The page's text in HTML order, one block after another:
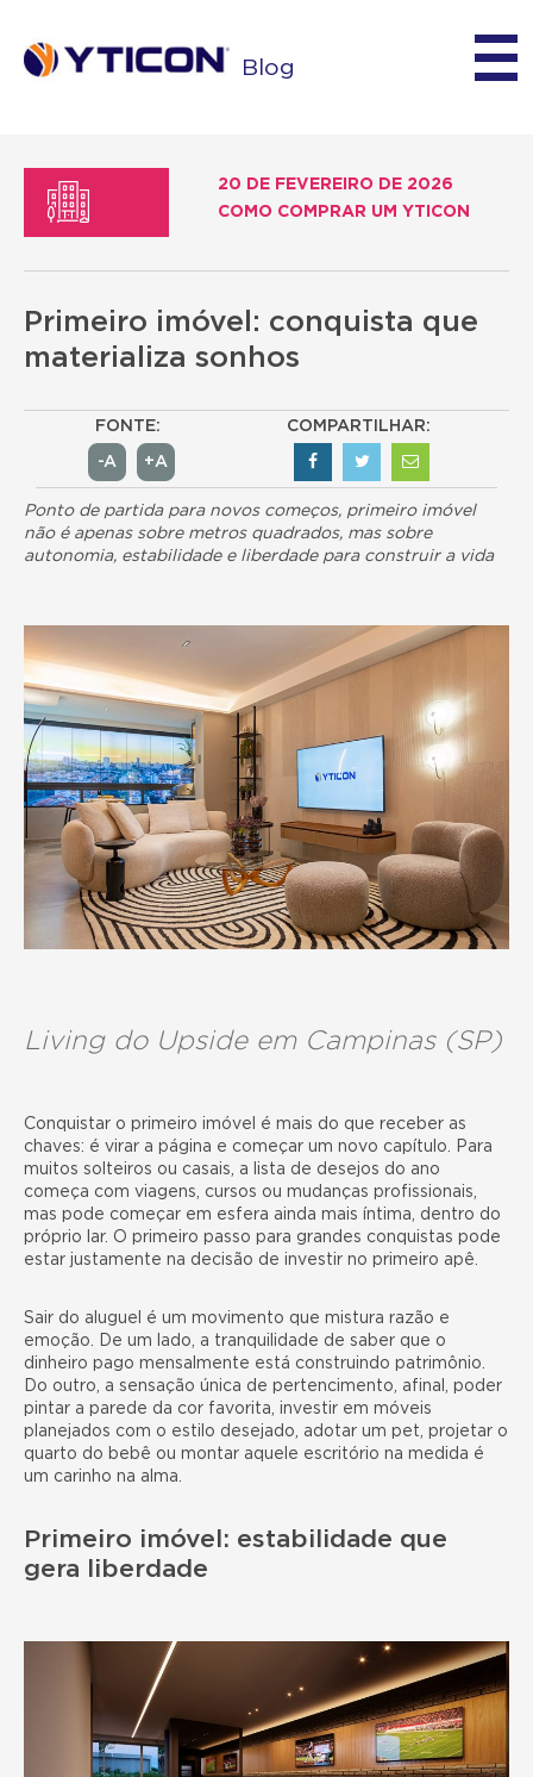
Blog
20 DE FEVEREIRO DE 2026
COMO COMPRAR UM YTICON
Primeiro imóvel: conquista que
materializa sonhos
FONTE:
-A +A
COMPARTILHAR:
Ponto de partida para novos começos, primeiro imóvel
não é apenas sobre metros quadrados, mas sobre
autonomia, estabilidade e liberdade para construir a vida
Living do Upside em Campinas (SP)
Conquistar o primeiro imóvel é mais do que receber as
chaves: é virar a página e começar um novo capítulo. Para
muitos solteiros ou casais, a lista de desejos do ano
começa com viagens, cursos ou mudanças profissionais,
mas pode começar em esfera ainda mais íntima, dentro do
próprio lar. O primeiro passo para grandes conquistas pode
estar justamente na decisão de investir no primeiro apê.
Sair do aluguel é um movimento que mistura razão e
emoção. De um lado, a tranquilidade de saber que o
dinheiro pago mensalmente está construindo patrimônio.
Do outro, a sensação única de pertencimento, afinal, poder
pintar a parede da cor favorita, investir em móveis
planejados com o estilo desejado, adotar um pet, projetar o
quarto do bebê ou montar aquele escritório na medida é
um carinho na alma.
Primeiro imóvel: estabilidade que
gera liberdade